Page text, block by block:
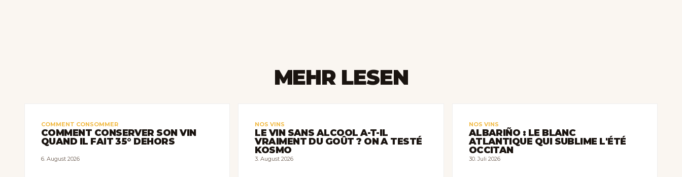
MEHR LESEN
COMMENT CONSOMMER
COMMENT CONSERVER SON VIN
QUAND IL FAIT 35° DEHORS
6. August 2026
NOS VINS
LE VIN SANS ALCOOL A-T-IL
VRAIMENT DU GOÛT ? ON A TESTÉ
KOSMO
3. August 2026
NOS VINS
ALBARIÑO : LE BLANC
ATLANTIQUE QUI SUBLIME L'ÉTÉ
OCCITAN
30. Juli 2026